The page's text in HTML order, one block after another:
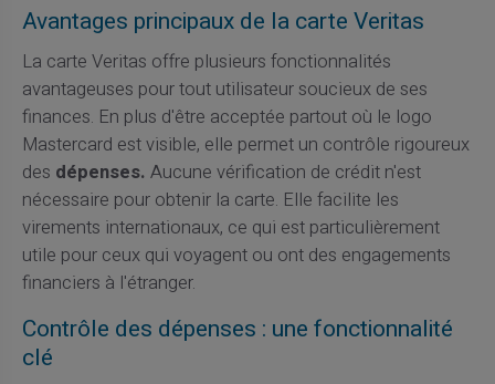
Avantages principaux de la carte Veritas
La carte Veritas offre plusieurs fonctionnalités
avantageuses pour tout utilisateur soucieux de ses
finances. En plus d'être acceptée partout où le logo
Mastercard est visible, elle permet un contrôle rigoureux
des dépenses. Aucune vérification de crédit n'est
nécessaire pour obtenir la carte. Elle facilite les
virements internationaux, ce qui est particulièrement
utile pour ceux qui voyagent ou ont des engagements
financiers à l'étranger.
Contrôle des dépenses : une fonctionnalité
clé